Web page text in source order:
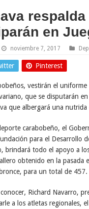
en
noviembre 7, 2017
Pinterest
vestirán el
que se disputarán
que albergará una
carabobeño, el
para el Desarrollo
brindará todo el apoyo a
obtenido en la pasada
para un total de 457.
Richard Navarro,
a los atletas regionales,